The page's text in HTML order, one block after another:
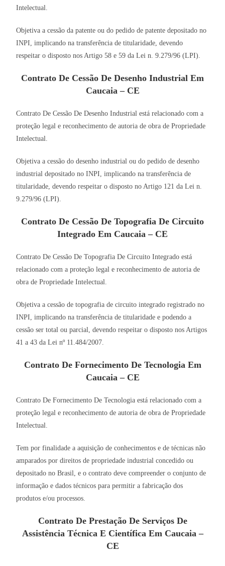
Intelectual.
Objetiva a cessão da patente ou do pedido de patente depositado no
INPI, implicando na transferência de titularidade, devendo
respeitar o disposto nos Artigo 58 e 59 da Lei n. 9.279/96 (LPI).
Contrato De Cessão De Desenho Industrial Em
Caucaia – CE
Contrato De Cessão De Desenho Industrial está relacionado com a
proteção legal e reconhecimento de autoria de obra de Propriedade
Intelectual.
Objetiva a cessão do desenho industrial ou do pedido de desenho
industrial depositado no INPI, implicando na transferência de
titularidade, devendo respeitar o disposto no Artigo 121 da Lei n.
9.279/96 (LPI).
Contrato De Cessão De Topografia De Circuito
Integrado Em Caucaia – CE
Contrato De Cessão De Topografia De Circuito Integrado está
relacionado com a proteção legal e reconhecimento de autoria de
obra de Propriedade Intelectual.
Objetiva a cessão de topografia de circuito integrado registrado no
INPI, implicando na transferência de titularidade e podendo a
cessão ser total ou parcial, devendo respeitar o disposto nos Artigos
41 a 43 da Lei nº 11.484/2007.
Contrato De Fornecimento De Tecnologia Em
Caucaia – CE
Contrato De Fornecimento De Tecnologia está relacionado com a
proteção legal e reconhecimento de autoria de obra de Propriedade
Intelectual.
Tem por finalidade a aquisição de conhecimentos e de técnicas não
amparados por direitos de propriedade industrial concedido ou
depositado no Brasil, e o contrato deve compreender o conjunto de
informação e dados técnicos para permitir a fabricação dos
produtos e/ou processos.
Contrato De Prestação De Serviços De
Assistência Técnica E Científica Em Caucaia –
CE